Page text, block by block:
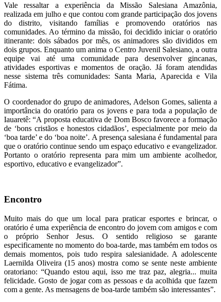
Vale ressaltar a experiência da Missão Salesiana Amazônia,
realizada em julho e que contou com grande participação dos jovens
do distrito, visitando famílias e promovendo oratórios nas
comunidades. Ao término da missão, foi decidido iniciar o oratório
itinerante: dois sábados por mês, os animadores são divididos em
dois grupos. Enquanto um anima o Centro Juvenil Salesiano, a outra
equipe vai até uma comunidade para desenvolver gincanas,
atividades esportivas e momentos de oração. Já foram atendidas
nesse sistema três comunidades: Santa Maria, Aparecida e Vila
Fátima.
O coordenador do grupo de animadores, Adelson Gomes, salienta a
importância do oratório para os jovens e para toda a população de
Iauaretê: “A proposta educativa de Dom Bosco favorece a formação
de ‘bons cristãos e honestos cidadãos’, especialmente por meio da
‘boa tarde’ e do ‘boa noite’. A presença salesiana é fundamental para
que o oratório continue sendo um espaço educativo e evangelizador.
Portanto o oratório representa para mim um ambiente acolhedor,
esportivo, educativo e evangelizador”.
Encontro
Muito mais do que um local para praticar esportes e brincar, o
oratório é uma experiência de encontro do jovem com amigos e com
o próprio Senhor Jesus. O sentido religioso se garante
especificamente no momento do boa-tarde, mas também em todos os
demais momentos, pois tudo respira salesianidade. A adolescente
Laernilda Oliveira (15 anos) mostra como se sente neste ambiente
oratoriano: “Quando estou aqui, isso me traz paz, alegria... muita
felicidade. Gosto de jogar com as pessoas e da acolhida que fazem
com a gente. As mensagens de boa-tarde também são interessantes”.